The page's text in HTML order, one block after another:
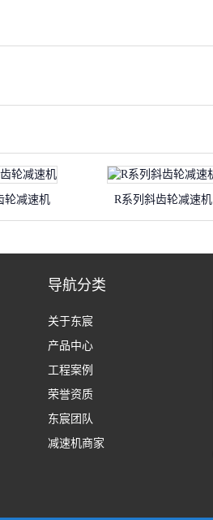
轮减速机 R系列斜齿轮减速机
导航分类
关于东宸
产品中心
工程案例
荣誉资质
东宸团队
减速机商家